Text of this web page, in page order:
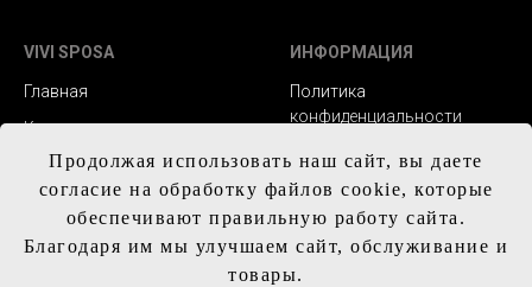
Продолжая использовать наш сайт, вы даете
согласие на обработку файлов cookie, которые
обеспечивают правильную работу сайта.
Благодаря им мы улучшаем сайт, обслуживание и
товары.
VIVI SPOSA
Главная
Каталог
Контакты
ИНФОРМАЦИЯ
Политика
конфиденциальности
Заказ и сроки
Доставка
Обмен и возврат